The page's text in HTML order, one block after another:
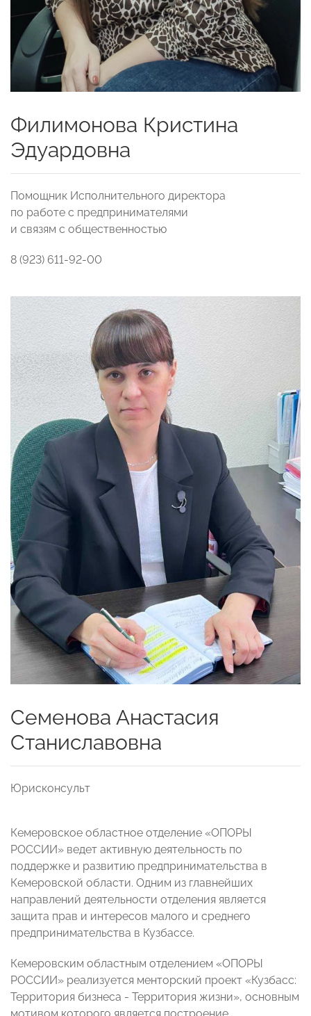
Филимонова Кристина
Эдуардовна
Помощник Исполнительного директора
по работе с предпринимателями
и связям с общественностью
8 (923) 611-92-00
Семенова Анастасия
Станиславовна
Юрисконсульт
Кемеровское областное отделение «ОПОРЫ
РОССИИ» ведет активную деятельность по
поддержке и развитию предпринимательства в
Кемеровской области. Одним из главнейших
направлений деятельности отделения является
защита прав и интересов малого и среднего
предпринимательства в Кузбассе.
Кемеровским областным отделением «ОПОРЫ
РОССИИ» реализуется менторский проект «Кузбасс:
Территория бизнеса - Территория жизни», основным
мотивом которого является построение